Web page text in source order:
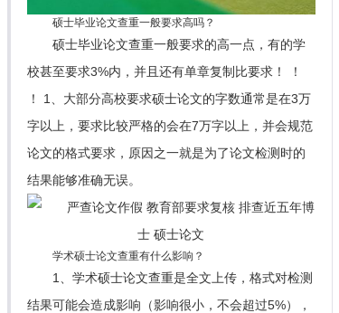
硕士毕业论文查重一般要求高吗？
硕士毕业论文查重一般要求的高一点，有的学
校甚至要求3%内，并且还有单章复制比要求！ ！
！ 1、大部分高校要求硕士论文的字数通常是在3万
字以上，要求比较严格的会在7万字以上，并会规范
论文的格式要求，原因之一就是为了论文检测时的
结果能够准确无误。
学术硕士论文查重有什么影响？
1、学术硕士论文查重是全文上传，格式对检测
结果可能会造成影响（影响很小，不会超过5%），